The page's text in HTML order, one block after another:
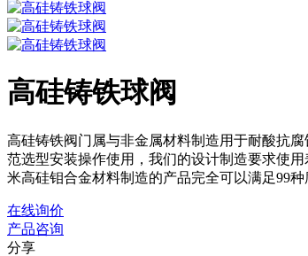
高硅铸铁球阀
高硅铸铁阀门属与非金属材料制造用于耐酸抗
范选型安装操作使用，我们的设计制造要求使
米高硅钼合金材料制造的产品完全可以满足99
在线询价
产品咨询
分享